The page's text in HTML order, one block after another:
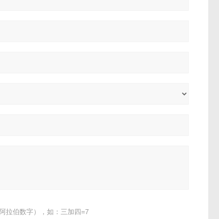
拉伯数字），如：三加四=7